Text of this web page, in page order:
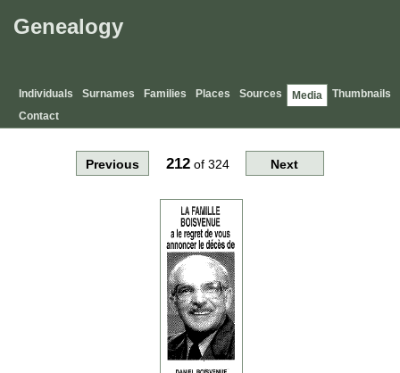
Genealogy
Individuals Surnames Families Places Sources Media
Thumbnails
Contact
Previous 212of 324 Next